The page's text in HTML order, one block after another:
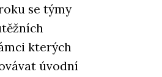
se týmy
kterých
úvodní